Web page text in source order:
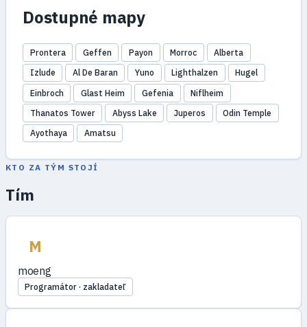
Dostupné mapy
Prontera Geffen Payon Morroc
Alberta
Izlude
Al De Baran Yuno Lighthalzen
Hugel
Einbroch
Glast Heim Gefenia
Niflheim
Thanatos Tower
Abyss Lake Juperos
Odin Temple
Ayothaya
Amatsu
KTO ZA TÝM STOJÍ
Tím
M
moeng
Programátor · zakladateľ